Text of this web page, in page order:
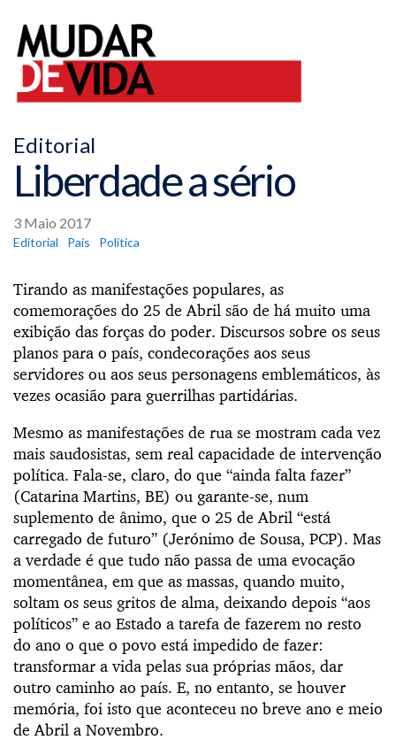
Editorial
Liberdade a sério
3 Maio 2017
Editorial País Política
Tirando as manifestações populares, as
comemorações do 25 de Abril são de há muito uma
exibição das forças do poder. Discursos sobre os seus
planos para o país, condecorações aos seus
servidores ou aos seus personagens emblemáticos, às
vezes ocasião para guerrilhas partidárias.
Mesmo as manifestações de rua se mostram cada vez
mais saudosistas, sem real capacidade de intervenção
política. Fala-se, claro, do que “ainda falta fazer”
(Catarina Martins, BE) ou garante-se, num
suplemento de ânimo, que o 25 de Abril “está
carregado de futuro” (Jerónimo de Sousa, PCP). Mas
a verdade é que tudo não passa de uma evocação
momentânea, em que as massas, quando muito,
soltam os seus gritos de alma, deixando depois “aos
políticos” e ao Estado a tarefa de fazerem no resto
do ano o que o povo está impedido de fazer:
transformar a vida pelas sua próprias mãos, dar
outro caminho ao país. E, no entanto, se houver
memória, foi isto que aconteceu no breve ano e meio
de Abril a Novembro.